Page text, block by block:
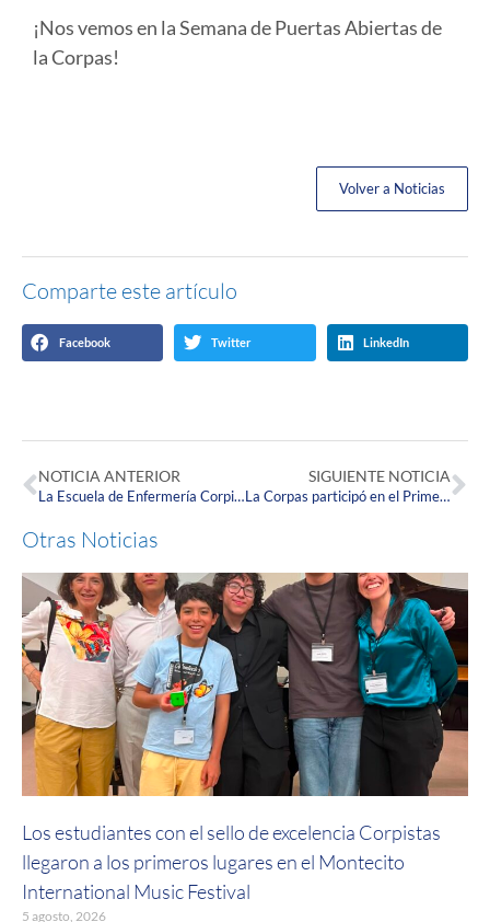
¡Nos vemos en la Semana de Puertas Abiertas de
la Corpas!
Volver a Noticias
Comparte este artículo
Facebook Twitter LinkedIn
NOTICIA ANTERIOR
La Escuela de Enfermería Corpista fue invitada a participar en la iniciativa Fommentes
SIGUIENTE NOTICIA
La Corpas participó en el Primer Simposio de Historia Clínica del Hospital Rosario Pumarejo de López
Otras Noticias
Los estudiantes con el sello de excelencia Corpistas
llegaron a los primeros lugares en el Montecito
International Music Festival
5 agosto, 2026